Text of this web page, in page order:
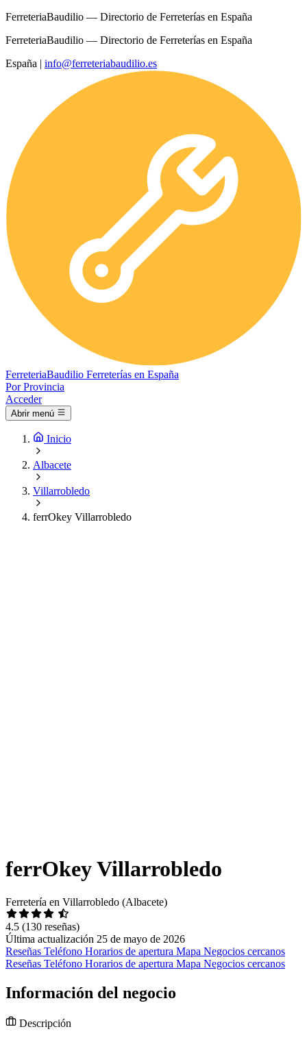
FerreteriaBaudilio — Directorio de Ferreterías en España
FerreteriaBaudilio — Directorio de Ferreterías en España
España | info@ferreteriabaudilio.es
FerreteriaBaudilio Ferreterías en España
Por Provincia
Acceder
Abrir menú
Inicio
Albacete
Villarrobledo
ferrOkey Villarrobledo
ferrOkey Villarrobledo
Ferretería en Villarrobledo (Albacete)
4.5 (130 reseñas)
Última actualización 25 de mayo de 2026
Reseñas Teléfono Horarios de apertura Mapa Negocios cercanos
Reseñas Teléfono Horarios de apertura Mapa Negocios cercanos
Información del negocio
Descripción